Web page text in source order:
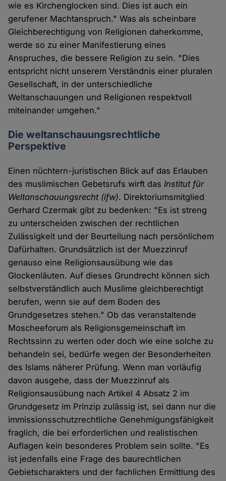
wie es Kirchen­glocken sind. Dies ist auch ein
gerufener Machtanspruch." Was als scheinbare
Gleichberechtigung von Religionen daherkomme,
werde so zu einer Manifestierung eines
Anspruches, die bessere Religion zu sein. "Dies
entspricht nicht unserem Verständnis einer pluralen
Gesellschaft, in der unterschiedliche
Weltanschauungen und Religionen respektvoll
miteinander umgehen."
Die weltanschauungsrechtliche
Perspektive
Einen nüchtern-juristischen Blick auf das Erlauben
des muslimischen Gebetsrufs wirft dasInstitut für
Weltanschauungsrecht (ifw). Direktoriumsmitglied
Gerhard Czermak gibt zu bedenken: "Es ist streng
zu unterscheiden zwischen der rechtlichen
Zulässigkeit und der Beurteilung nach persönlichem
Dafürhalten. Grundsätzlich ist der Muezzinruf
genauso eine Religionsausübung wie das
Glockenläuten. Auf dieses Grundrecht können sich
selbstverständlich auch Muslime gleichberechtigt
berufen, wenn sie auf dem Boden des
Grundgesetzes stehen." Ob das veranstaltende
Moscheeforum als Religionsgemeinschaft im
Rechtssinn zu werten oder doch wie eine solche zu
behandeln sei, bedürfe wegen der Besonderheiten
des Islams näherer Prüfung. Wenn man vorläufig
davon ausgehe, dass der Muezzinruf als
Religionsausübung nach Artikel 4 Absatz 2 im
Grundgesetz im Prinzip zulässig ist, sei dann nur die
immissionsschutzrechtliche Genehmigungsfähigkeit
fraglich, die bei erforderlichen und realistischen
Auflagen kein besonderes Problem sein sollte. "Es
ist jedenfalls eine Frage des baurechtlichen
Gebietscharakters und der fachlichen Ermittlung des